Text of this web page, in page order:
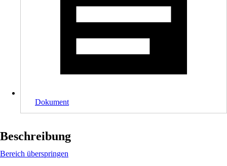
Dokument
Beschreibung
Bereich überspringen